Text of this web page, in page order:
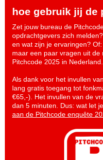
hoe gebruik jij de
Zet jouw bureau de
opdrachtgevers zich
en wat zijn je ervaringen?
maar een paar vragen uit
Pitchcode 2025 in Nederland.
Als dank voor het invullen
lang gratis toegang tot
€65,-). Het invullen van de
dan 5 minuten. Dus: wat let
aan de Pitchcode enquête